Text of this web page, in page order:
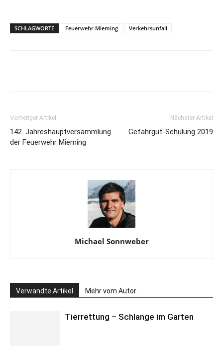
SCHLAGWORTE Feuerwehr Mieming Verkehrsunfall
Vorheriger Artikel
142. Jahreshauptversammlung
der Feuerwehr Mieming
Nächster Artikel
Gefahrgut-Schulung 2019
Michael Sonnweber
Verwandte Artikel Mehr vom Autor
Tierrettung – Schlange im Garten